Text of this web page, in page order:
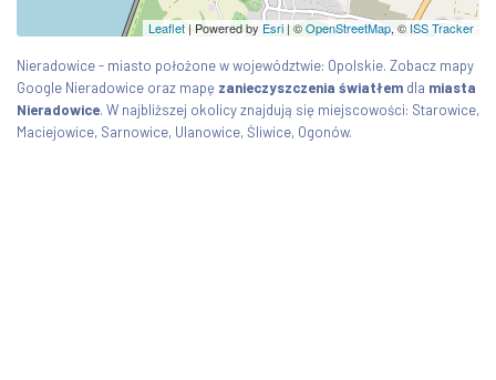
Leaflet | Powered by Esri | ©OpenStreetMap, ©ISS Tracker
Nieradowice - miasto położone w województwie: Opolskie. Zobacz mapy
Google Nieradowice oraz mapę zanieczyszczenia światłem dla miasta
Nieradowice. W najbliższej okolicy znajdują się miejscowości: Starowice,
Maciejowice, Sarnowice, Ulanowice, Śliwice, Ogonów.